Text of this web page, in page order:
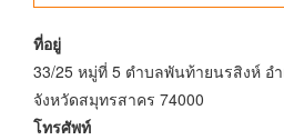
ที่อยู่
33/25 หมู่ที่ 5 ตำบลพันท้ายนรสิงห์ อำ
จังหวัดสมุทรสาคร 74000
โทรศัพท์